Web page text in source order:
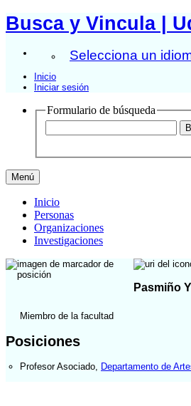
Busca y Vincula |
Selecciona un
Inicio
Iniciar sesión
Formulario de búsqueda
Menú
Inicio
Personas
Organizaciones
Investigaciones
Pasmiño
Miembro de la facultad
Posiciones
Profesor Asociado Departamento de